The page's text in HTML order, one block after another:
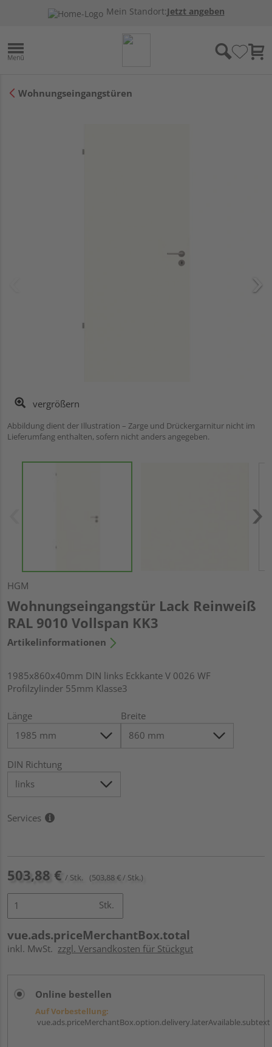
Mein Standort:Jetzt angeben
Wohnungseingangstüren
vergrößern
Abbildung dient der Illustration – Zarge und Drückergarnitur nicht im
Lieferumfang enthalten, sofern nicht anders angegeben.
HGM
Wohnungseingangstür Lack Reinweiß
RAL 9010 Vollspan KK3
Artikelinformationen
1985x860x40mm DIN links Eckkante V 0026 WF
Profilzylinder 55mm Klasse3
Länge Breite
DIN Richtung
Services
503,88 € / Stk. (503,88 € / Stk.)
Stk.
vue.ads.priceMerchantBox.total
inkl. MwSt. zzgl. Versandkosten für Stückgut
Online bestellen
Auf Vorbestellung:
vue.ads.priceMerchantBox.option.delivery.laterAvailable.subtext